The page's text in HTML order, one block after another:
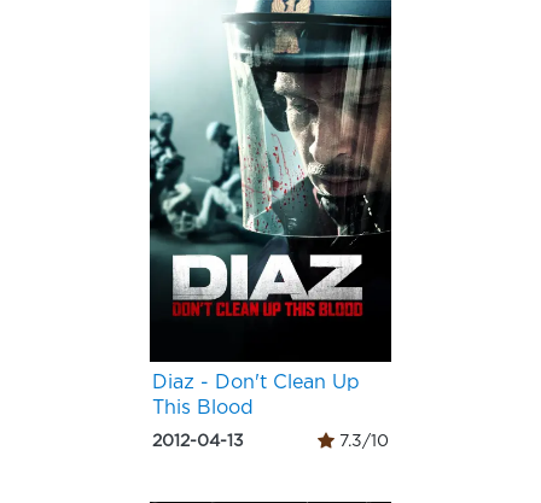
Diaz - Don't Clean Up
This Blood
2012-04-13 7.3/10